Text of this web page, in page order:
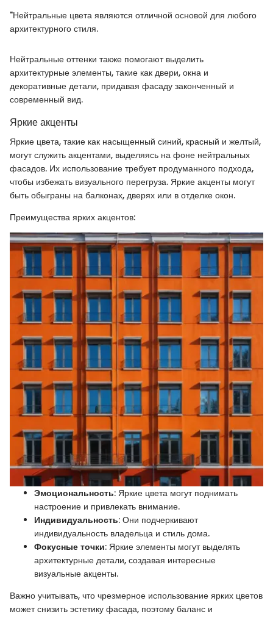
"Нейтральные цвета являются отличной основой для любого
архитектурного стиля.
Нейтральные оттенки также помогают выделить
архитектурные элементы, такие как двери, окна и
декоративные детали, придавая фасаду законченный и
современный вид.
Яркие акценты
Яркие цвета, такие как насыщенный синий, красный и желтый,
могут служить акцентами, выделяясь на фоне нейтральных
фасадов. Их использование требует продуманного подхода,
чтобы избежать визуального перегруза. Яркие акценты могут
быть обыграны на балконах, дверях или в отделке окон.
Преимущества ярких акцентов:
Эмоциональность: Яркие цвета могут поднимать
настроение и привлекать внимание.
Индивидуальность: Они подчеркивают
индивидуальность владельца и стиль дома.
Фокусные точки: Яркие элементы могут выделять
архитектурные детали, создавая интересные
визуальные акценты.
Важно учитывать, что чрезмерное использование ярких цветов
может снизить эстетику фасада, поэтому баланс и